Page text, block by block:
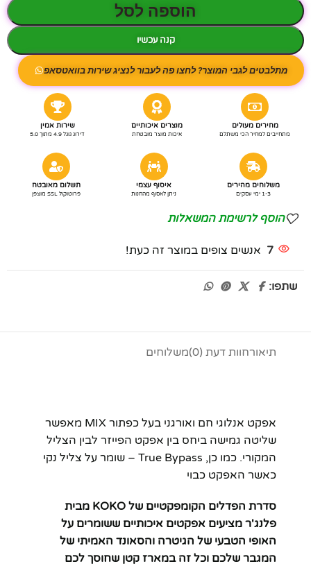
הוספה לסל
קנה עכשיו
מתלבטים לגבי המוצר? לחצו פה לעבור לנציג שירות בוואטסאפ
מחירים מעולים
מתחייבים למחיר הכי משתלם
מוצרים איכותיים
איכות מוצר מובטחת
שירות אמין
דירוג גוגל 4.9 מתוך 5.0
משלוחים מהירים
1-3 ימי עסקים
איסוף עצמי
ניתן לאסוף מהחנות
תשלום מאובטח
פרוטוקול SSL מוצפן
הוסף לרשימת המשאלות
7 אנשים צופים במוצר זה כעת!
שתפו:
תיאורחוות דעת (0) משלוחים
אפקט אנלוגי חם ואורגני בעל כפתור MIX מאפשר
שליטה גמישה ביחס בין אפקט הפייזר לבין הצליל
המקורי. כמו כן, True Bypass – שומר על צליל נקי
כאשר האפקט כבוי
סדרת הפדלים הקומפקטיים של KOKO מבית
פלנג'ר מציעים אפקטים איכותיים ששומרים על
האופי הטבעי של הגיטרה והסאונד האמיתי של
המגבר שלכם וכל זה במארז קטן שחוסך לכם